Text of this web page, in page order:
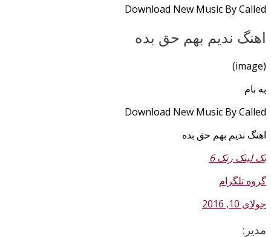
Download New Music By Called
اهنگ ندیم بهم حق بده
(image)
به نام
Download New Music By Called
اهنگ ندیم بهم حق بده
بک لینک رنک 6
گروه تلگرام
جولای 10, 2016
مدیر: